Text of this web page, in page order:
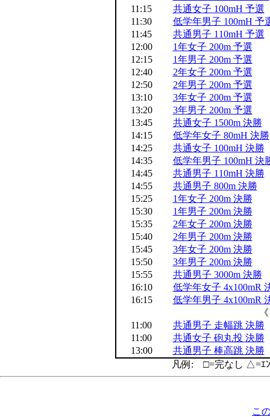
11:15
共通女子 100mH 予選
11:30
低学年男子 100mH 予
11:45
共通男子 110mH 予選
12:00
1年女子 200m 予選
12:15
1年男子 200m 予選
12:40
2年女子 200m 予選
12:50
2年男子 200m 予選
13:10
3年女子 200m 予選
13:20
3年男子 200m 予選
13:45
共通女子 1500m 決勝
14:15
低学年女子 80mH 決勝
14:25
共通女子 100mH 決勝
14:35
低学年男子 100mH 決
14:45
共通男子 110mH 決勝
14:55
共通男子 800m 決勝
15:25
1年女子 200m 決勝
15:30
1年男子 200m 決勝
15:35
2年女子 200m 決勝
15:40
2年男子 200m 決勝
15:45
3年女子 200m 決勝
15:50
3年男子 200m 決勝
15:55
共通男子 3000m 決勝
16:10
低学年女子 4x100mR
16:15
低学年男子 4x100mR
11:00
共通男子 走幅跳 決勝
11:00
共通女子 砲丸投 決勝
13:00
共通男子 棒高跳 決勝
凡例: □=完なし △=ｴ
こ